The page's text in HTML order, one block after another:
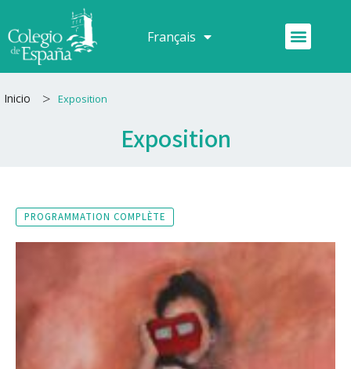
au
contenu
Français
Español Menu
Inicio > Exposition
Exposition
PROGRAMMATION COMPLÈTE